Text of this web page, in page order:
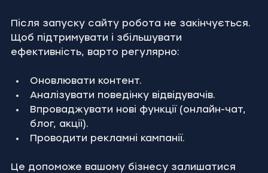
Після запуску сайту робота не закінчується.
Щоб підтримувати і збільшувати
ефективність, варто регулярно:
Оновлювати контент.
Аналізувати поведінку відвідувачів.
Впроваджувати нові функції (онлайн-чат,
блог, акції).
Проводити рекламні кампанії.
Це допоможе вашому бізнесу залишатися